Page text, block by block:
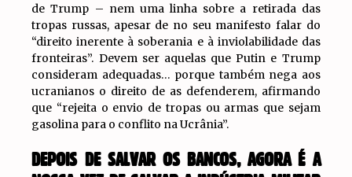
de Trump – nem uma linha sobre a retirada das
tropas russas, apesar de no seu manifesto falar do
“direito inerente à soberania e à inviolabilidade das
fronteiras”. Devem ser aquelas que Putin e Trump
consideram adequadas… porque também nega aos
ucranianos o direito de as defenderem, afirmando
que “rejeita o envio de tropas ou armas que sejam
gasolina para o conflito na Ucrânia”.
DEPOIS DE SALVAR OS BANCOS, AGORA É A